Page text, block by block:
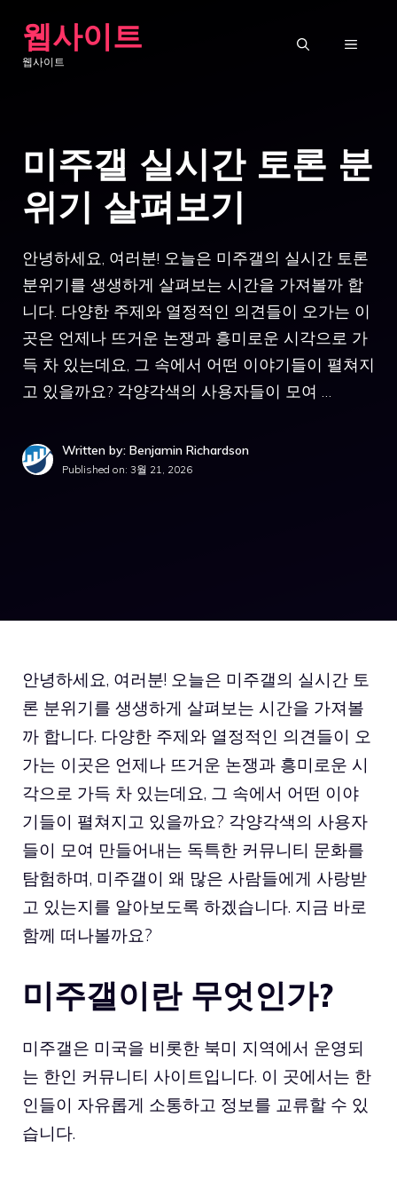
content
웹사이트
웹사이트
MENU
미주갤 실시간 토론 분
위기 살펴보기
안녕하세요, 여러분! 오늘은 미주갤의 실시간 토론
분위기를 생생하게 살펴보는 시간을 가져볼까 합
니다. 다양한 주제와 열정적인 의견들이 오가는 이
곳은 언제나 뜨거운 논쟁과 흥미로운 시각으로 가
득 차 있는데요, 그 속에서 어떤 이야기들이 펼쳐지
고 있을까요? 각양각색의 사용자들이 모여 …
Written by: Benjamin Richardson
Published on: 3월 21, 2026
안녕하세요, 여러분! 오늘은 미주갤의 실시간 토
론 분위기를 생생하게 살펴보는 시간을 가져볼
까 합니다. 다양한 주제와 열정적인 의견들이 오
가는 이곳은 언제나 뜨거운 논쟁과 흥미로운 시
각으로 가득 차 있는데요, 그 속에서 어떤 이야
기들이 펼쳐지고 있을까요? 각양각색의 사용자
들이 모여 만들어내는 독특한 커뮤니티 문화를
탐험하며, 미주갤이 왜 많은 사람들에게 사랑받
고 있는지를 알아보도록 하겠습니다. 지금 바로
함께 떠나볼까요?
미주갤이란 무엇인가?
미주갤은 미국을 비롯한 북미 지역에서 운영되
는 한인 커뮤니티 사이트입니다. 이 곳에서는 한
인들이 자유롭게 소통하고 정보를 교류할 수 있
습니다.